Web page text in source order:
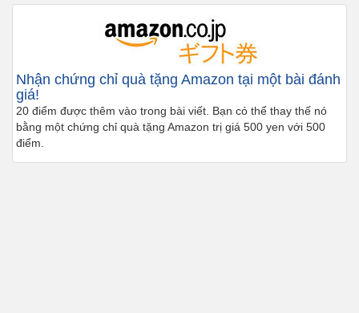
Nhận chứng chỉ quà tặng Amazon tại một bài đánh
giá!
20 điểm được thêm vào trong bài viết. Bạn có thể thay thế nó
bằng một chứng chỉ quà tặng Amazon trị giá 500 yen với 500
điểm.